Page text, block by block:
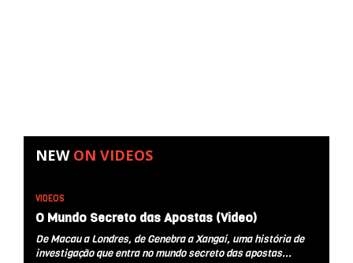
NEW ON VIDEOS
VIDEOS
O Mundo Secreto das Apostas (Video)
De Macau a Londres, de Genebra a Xangai, uma história de
investigação que entra no mundo secreto das apostas...